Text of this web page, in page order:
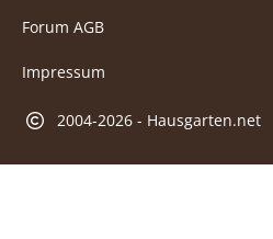
Forum AGB
Impressum
2004-2026 - Hausgarten.net